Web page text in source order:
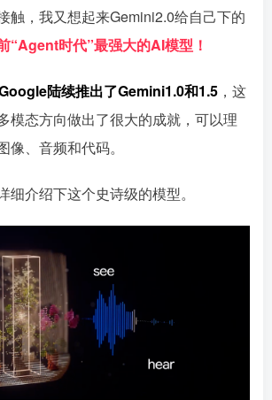
触，我又想起来Gemini2.0给自己下的
“Agent时代”最强大的AI模型！
陆续推出了Gemini1.0和1.5 ，这
模态方向做出了很大的成就，可以理
、音频和代码。
细介绍下这个史诗级的模型。